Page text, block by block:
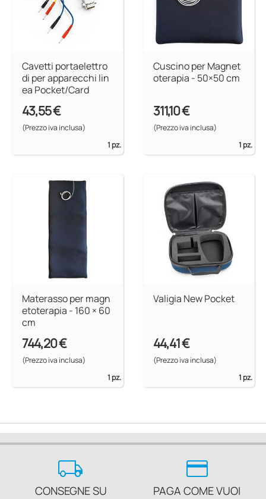
Cavetti portaelettro
di per apparecchi lin
ea Pocket/Card
43,55 €
(Prezzo iva inclusa)
1 pz.
Cuscino per Magnet
oterapia - 50×50 cm
311,10 €
(Prezzo iva inclusa)
1 pz.
Materasso per magn
etoterapia - 160 × 60
cm
744,20 €
(Prezzo iva inclusa)
1 pz.
Valigia New Pocket
44,41 €
(Prezzo iva inclusa)
1 pz.
local_shipping
CONSEGNE SU
credit_card
PAGA COME VUOI